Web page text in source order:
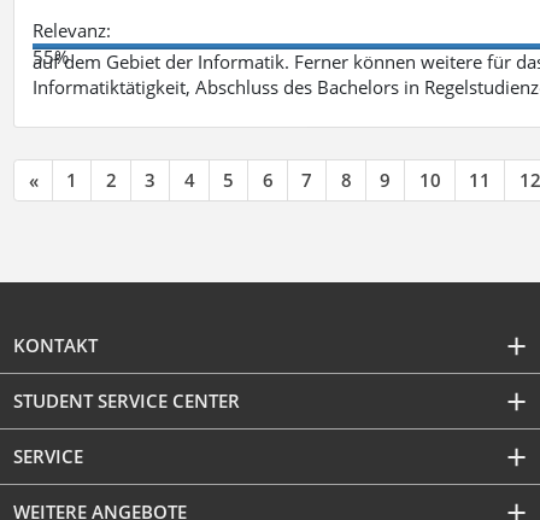
Relevanz:
55%
auf dem Gebiet der Informatik. Ferner können weitere für
Informatiktätigkeit, Abschluss des Bachelors in
« 1 2 3 4 5 6 7 8 9 10 11 12
KONTAKT
STUDENT SERVICE CENTER
SERVICE
WEITERE ANGEBOTE